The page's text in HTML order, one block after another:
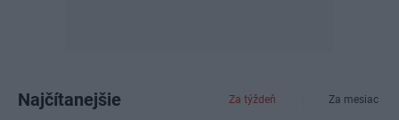
Najčítanejšie Za týždeň Za mesiac